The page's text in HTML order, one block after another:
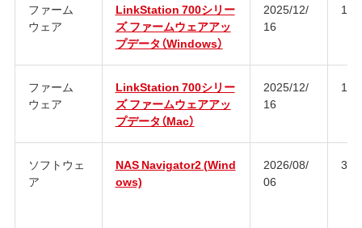
ファーム
ウェア
LinkStation 700シリー
ズ ファームウェアアッ
プデータ（Windows）
2025/12/
16
ファーム
ウェア
LinkStation 700シリー
ズ ファームウェアアッ
プデータ（Mac）
2025/12/
16
ソフトウェ
ア
NAS Navigator2 (Wind
ows)
2026/08/
06